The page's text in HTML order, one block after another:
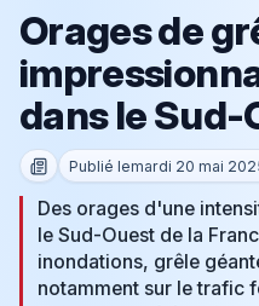
Orages de
dans le Sud-
Publié lemardi 20 mai
Des orages d'une
le Sud-Ouest de la
inondations, grêle
notamment sur le trafic